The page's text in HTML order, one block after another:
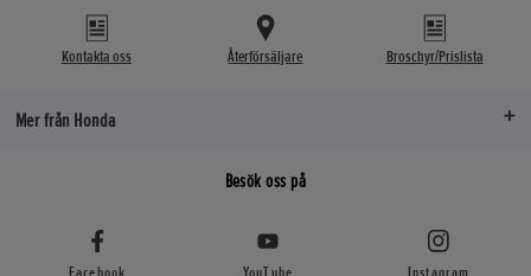
Kontakta oss Återförsäljare Broschyr/Prislista
Mer från Honda
Besök oss på